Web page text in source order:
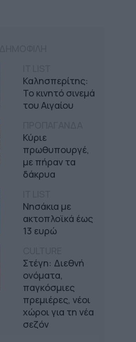
Καλησπερίτης:
Το κινητό σινεμά
του Αιγαίου
Κύριε
πρωθυπουργέ,
με πήραν τα
δάκρυα
Νησάκια με
ακτοπλοϊκά έως
13 ευρώ
Στέγη: Διεθνή
ονόματα,
παγκόσμιες
πρεμιέρες, νέοι
χώροι για τη νέα
σεζόν